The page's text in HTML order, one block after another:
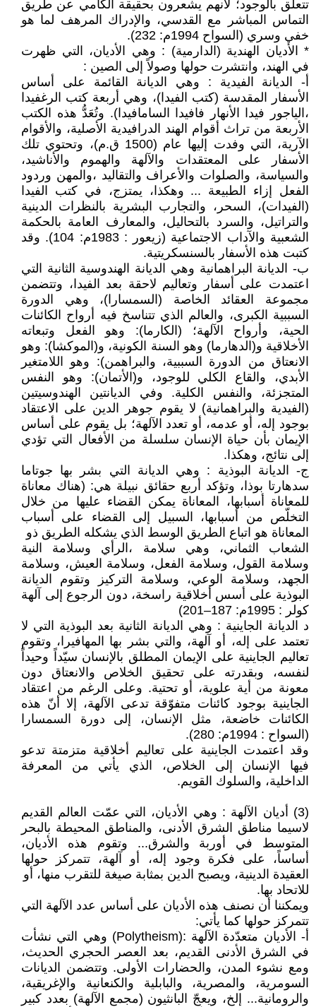
تتعلق بالوجود؛ لأنهم يشعرون بحقيقة الكامي عن طريق
التماس المباشر مع القدسي، والإدراك المرهف لما هو
خفي وسري (السواح 1994م: 232).
* الأديان الهندية (الدارمية) : وهي الأديان، التي ظهرت
في الهند، وانتشرت حولها وصولاً إلى الصين :
أ- الديانة الفيدية : وهي الديانة القائمة على أساس
الأسفار المقدسة (كتب الفيدا)، وهي أربعة كتب الرغفيدا
،الياجور فيدا الأنهار فافيدا السامافيدا). وتُعَدُّ هذه الكتب
الأربعة من تراث أقوام الهند الدرافيدية الأصلية، والأقوام
الآرية، التي وفدت إليها عام (1500 ق.م)، وتحتوي تلك
الأسفار على المعتقدات والآلهة والهموم والأناشيد،
والسياسة، والصلوات والأعراف والتقاليد ،والمهن وردود
الفعل إزاء الطبيعة ... وهكذا، يمتزج، في كتب الفيدا
(الفيدات)، السحر، والتجارب البشرية بالنظرات الدينية
والتراتيل، والسرد بالتحاليل، والمعارف العامة بالحكمة
الشعبية والآداب الاجتماعية (زيعور : 1983م: 104). وقد
كتبت هذه الأسفار بالسنسكريتية.
ب- الديانة البراهمانية وهي الديانة الهندوسية الثانية التي
اعتمدت على أسفار وتعاليم لاحقة بعد الفيدا، وتتضمن
مجموعة العقائد الخاصة (السمسارا)، وهي الدورة
السببية الكبرى، والعالم الذي تتناسخ فيه أرواح الكائنات
الحية، وأرواح الآلهة؛ (الكارما): وهو الفعل وتبعاته
الأخلاقية و(الدهارما) وهو السنة الكونية، و(الموكشا): وهو
الانعتاق من الدورة السببية، والبراهمن): وهو اللامتغير
الأبدي، والقاع الكلي للوجود، و(الأتمان): وهو النفس
المتجزئة، والنفس الكلية. وفي الديانتين الهندوسيتين
(الفيدية والبراهمانية) لا يقوم جوهر الدين على الاعتقاد
بوجود إله، أو عدمه، أو تعدد الآلهة؛ بل يقوم على أساس
الإيمان بأن حياة الإنسان سلسلة من الأفعال التي تؤدي
إلى نتائج، وهكذا.
ج- الديانة البوذية : وهي الديانة التي بشر بها جوتاما
سدھارتا بوذا، وتؤكد أربع حقائق نبيلة هي: (هناك معاناة
للمعاناة أسبابها، المعاناة يمكن القضاء عليها من خلال
التخلّص من أسبابها، السبيل إلى القضاء على أسباب
المعاناة هو اتباع الطريق الوسط الذي يشكله الطريق ذو
الشعاب الثماني، وهي سلامة ،الرأي وسلامة النية
وسلامة القول، وسلامة الفعل، وسلامة العيش، وسلامة
الجهد، وسلامة الوعي، وسلامة التركيز وتقوم الديانة
البوذية على أسس أخلاقية راسخة، دون الرجوع إلى آلهة
كولر : 1995م: 187–201)
د الديانة الجاينية : وهي الديانة الثانية بعد البوذية التي لا
تعتمد على إله، أو آلهة، والتي بشر بها المهافيرا، وتقوم
تعاليم الجاينية على الإيمان المطلق بالإنسان سيّداً وحيداً
لنفسه، وبقدرته على تحقيق الخلاص والانعتاق دون
معونة من أية علوية، أو تحتية. وعلى الرغم من اعتقاد
الجاينية بوجود كائنات متفوّقة تدعى الآلهة، إلا أنّ هذه
الكائنات خاضعة، مثل الإنسان، إلى دورة السمسارا
(السواح : 1994م: 280).
وقد اعتمدت الجاينية على تعاليم أخلاقية متزمتة تدعو
فيها الإنسان إلى الخلاص، الذي يأتي من المعرفة
الداخلية، والسلوك القويم.
(3) أديان الآلهة : وهي الأديان، التي عمّت العالم القديم
لاسيما مناطق الشرق الأدنى، والمناطق المحيطة بالبحر
المتوسط في أوربة والشرق... وتقوم هذه الأديان،
أساساً، على فكرة وجود إله، أو آلهة، تتمركز حولها
العقيدة الدينية، ويصبح الدين بمثابة صيغة للتقرب منها، أو
للاتحاد بها.
ويمكننا أن نصنف هذه الأديان على أساس عدد الآلهة التي
تتمركز حولها كما يأتي:
أ- الأديان متعدّدة الآلهة :(Polytheism) وهي التي نشأت
في الشرق الأدنى القديم، بعد العصر الحجري الحديث،
ومع نشوء المدن، والحضارات الأولى. وتتضمن الديانات
السومرية، والمصرية، والبابلية والكنعانية والإغريقية،
والرومانية... إلخ، ويعجّ البانثيون (مجمع الآلهة) بعدد كبير